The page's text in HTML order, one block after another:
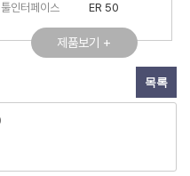
툴인터페이스
ER 50
제품보기 +
목록